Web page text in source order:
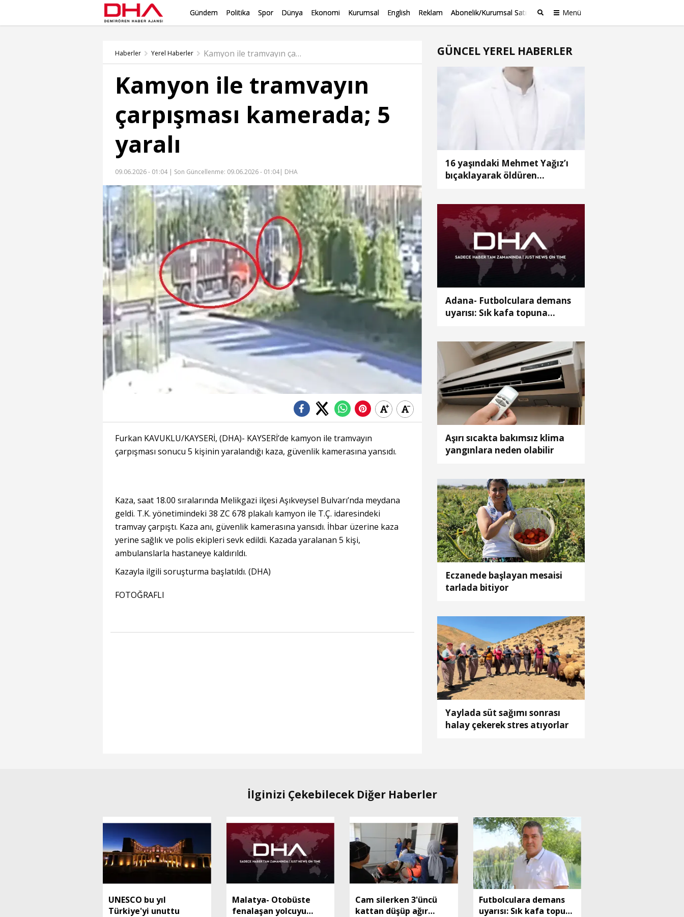
Gündem Politika Spor Dünya Ekonomi Kurumsal English Reklam Abonelik/Kurumsal Satış Menü
Haberler Yerel Haberler Kamyon ile tramvayın çarpışması kamerada; 5 yaralı Haber
Kamyon ile tramvayın
çarpışması kamerada; 5
yaralı
09.06.2026 - 01:04 | Son Güncellenme: 09.06.2026 - 01:04| DHA
Furkan KAVUKLU/KAYSERİ, (DHA)- KAYSERİ’de kamyon ile tramvayın
çarpışması sonucu 5 kişinin yaralandığı kaza, güvenlik kamerasına yansıdı.
Kaza, saat 18.00 sıralarında Melikgazi ilçesi Aşıkveysel Bulvarı’nda meydana
geldi. T.K. yönetimindeki 38 ZC 678 plakalı kamyon ile T.Ç. idaresindeki
tramvay çarpıştı. Kaza anı, güvenlik kamerasına yansıdı. İhbar üzerine kaza
yerine sağlık ve polis ekipleri sevk edildi. Kazada yaralanan 5 kişi,
ambulanslarla hastaneye kaldırıldı.
Kazayla ilgili soruşturma başlatıldı. (DHA)
FOTOĞRAFLI
GÜNCEL YEREL HABERLER
16 yaşındaki Mehmet Yağız’ı
bıçaklayarak öldüren
Adana- Futbolculara demans
uyarısı: Sık kafa topuna
Aşırı sıcakta bakımsız klima
yangınlara neden olabilir
Eczanede başlayan mesaisi
tarlada bitiyor
Yaylada süt sağımı sonrası
halay çekerek stres atıyorlar
İlginizi Çekebilecek Diğer Haberler
UNESCO bu yıl
Türkiye'yi unuttu
Malatya- Otobüste
fenalaşan yolcuyu
Cam silerken 3'üncü
kattan düşüp ağır
Futbolculara demans
uyarısı: Sık kafa topuna